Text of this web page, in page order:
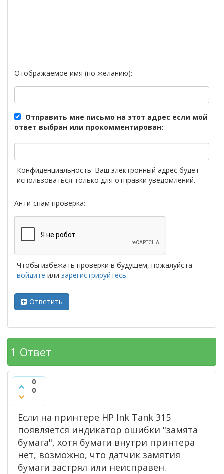
Отображаемое имя (по желанию):
Отправить мне письмо на этот адрес если мой
ответ выбран или прокомментирован:
Конфиденциальность: Ваш электронный адрес будет
использоваться только для отправки уведомлений.
Анти-спам проверка:
Чтобы избежать проверки в будущем, пожалуйста
войдите или зарегистрируйтесь.
Ответить
1 Ответ
0
0
Если на принтере HP Ink Tank 315
появляется индикатор ошибки "замята
бумага", хотя бумаги внутри принтера
нет, возможно, что датчик замятия
бумаги застрял или неисправен.